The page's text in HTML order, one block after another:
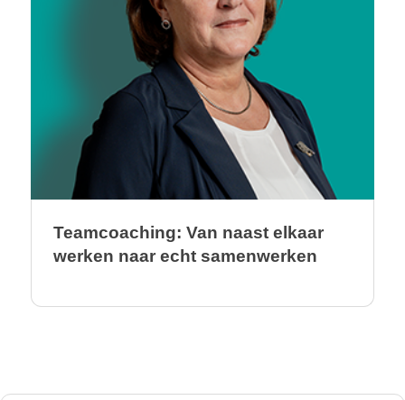
Teamcoaching: Van naast elkaar
werken naar echt samenwerken